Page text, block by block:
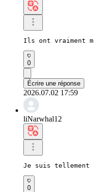
Ils ont vraiment
0
Écrire une réponse
2026.07.02 17:59
liNarwhal12
Je suis tellement
0